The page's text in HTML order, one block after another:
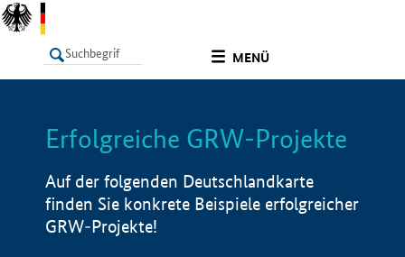
MENÜ
LISTE Info
Erfolgreiche GRW-Projekte
Auf der folgenden Deutschlandkarte
finden Sie konkrete Beispiele erfolgreicher
GRW-Projekte!